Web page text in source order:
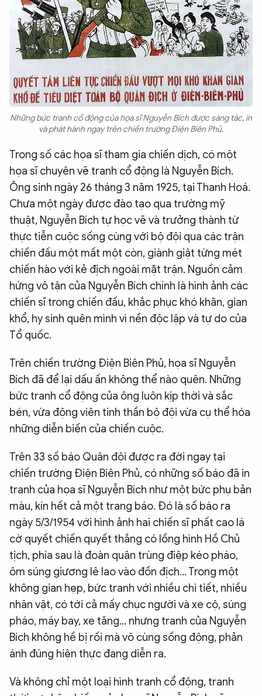
Những bức tranh cổ động của họa sĩ Nguyễn Bích được sáng tác, in
và phát hành ngay trên chiến trường Điện Biên Phủ.
Trong số các họa sĩ tham gia chiến dịch, có một
họa sĩ chuyên vẽ tranh cổ động là Nguyễn Bích.
Ông sinh ngày 26 tháng 3 năm 1925, tại Thanh Hoá.
Chưa một ngày được đào tạo qua trường mỹ
thuật, Nguyễn Bích tự học vẽ và trưởng thành từ
thực tiễn cuộc sống cùng với bộ đội qua các trận
chiến đấu một mất một còn, giành giật từng mét
chiến hào với kẻ địch ngoài mặt trận. Nguồn cảm
hứng vô tận của Nguyễn Bích chính là hình ảnh các
chiến sĩ trong chiến đấu, khắc phục khó khăn, gian
khổ, hy sinh quên mình vì nền độc lập và tự do của
Tổ quốc.
Trên chiến trường Điện Biên Phủ, họa sĩ Nguyễn
Bích đã để lại dấu ấn không thể nào quên. Những
bức tranh cổ động của ông luôn kịp thời và sắc
bén, vừa động viên tinh thần bộ đội vừa cụ thể hóa
những diễn biến của chiến cuộc.
Trên 33 số báo Quân đội được ra đời ngay tại
chiến trường Điện Biên Phủ, có những số báo đã in
tranh của họa sĩ Nguyễn Bích như một bức phụ bản
màu, kín hết cả một trang báo. Đó là số báo ra
ngày 5/3/1954 với hình ảnh hai chiến sĩ phất cao lá
cờ quyết chiến quyết thắng có lồng hình Hồ Chủ
tịch, phía sau là đoàn quân trùng điệp kéo pháo,
ôm súng giương lê lao vào đồn địch… Trong một
không gian hẹp, bức tranh với nhiều chi tiết, nhiều
nhân vật, có tới cả mấy chục người và xe cộ, súng
pháo, máy bay, xe tăng… nhưng tranh của Nguyễn
Bích không hề bị rối mà vô cùng sống động, phản
ánh đúng hiện thực đang diễn ra.
Và không chỉ một loại hình tranh cổ động, tranh